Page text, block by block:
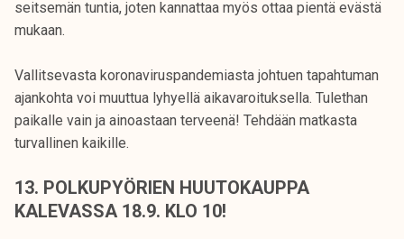
seitsemän tuntia, joten kannattaa myös ottaa pientä evästä
mukaan.
Vallitsevasta koronaviruspandemiasta johtuen tapahtuman
ajankohta voi muuttua lyhyellä aikavaroituksella. Tulethan
paikalle vain ja ainoastaan terveenä! Tehdään matkasta
turvallinen kaikille.
13. POLKUPYÖRIEN HUUTOKAUPPA
KALEVASSA 18.9. KLO 10!